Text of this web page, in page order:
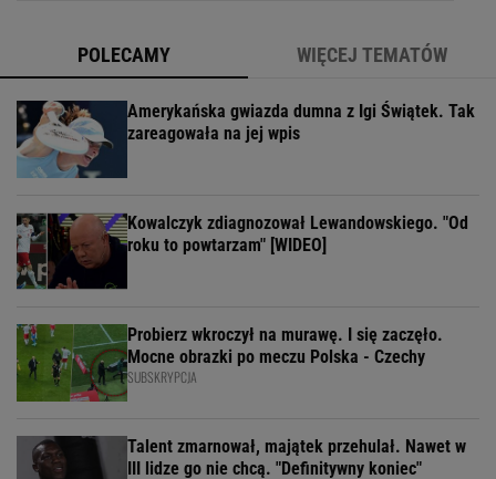
POLECAMY WIĘCEJ TEMATÓW
Amerykańska gwiazda dumna z Igi Świątek. Tak
zareagowała na jej wpis
Kowalczyk zdiagnozował Lewandowskiego. "Od
roku to powtarzam" [WIDEO]
Probierz wkroczył na murawę. I się zaczęło.
Mocne obrazki po meczu Polska - Czechy
SUBSKRYPCJA
Talent zmarnował, majątek przehulał. Nawet w
III lidze go nie chcą. "Definitywny koniec"